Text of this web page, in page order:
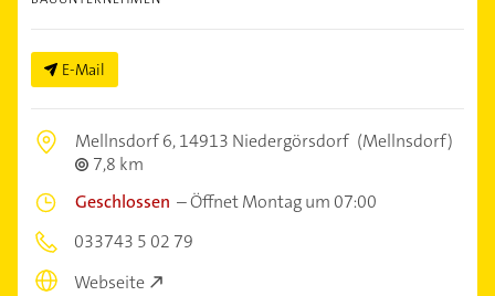
E-Mail
Mellnsdorf 6,14913 Niedergörsdorf (Mellnsdorf)
7,8 km
Geschlossen –Öffnet Montag um 07:00
033743 5 02 79
Webseite